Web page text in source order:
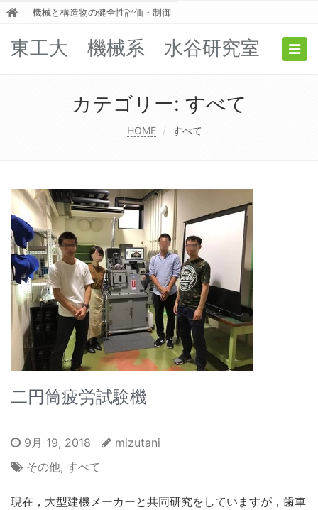
機械と構造物の健全性評価・制御
東工大 機械系 水谷研究室
カテゴリー: すべて
HOME すべて
二円筒疲労試験機
9月 19, 2018
mizutani
その他, すべて
現在，大型建機メーカーと共同研究をしていますが，歯車